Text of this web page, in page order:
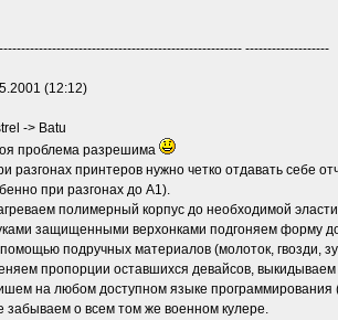
-------------------
(12:12)
-> Batu
проблема разрешима
разгонах принтеров нужно четко отдавать себе
при разгонах до A1).
полимерный корпус до необходимой
защищенными верхонками подгоняем форму
подручных материалов (молоток, гвозди,
пропорции оставшихся девайсов,
на любом доступном языке программирования
забываем о всем том же военном кулере.